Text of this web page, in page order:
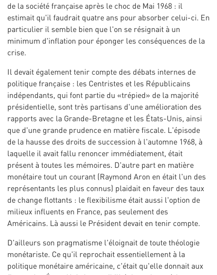
de la société française après le choc de Mai 1968 : il
estimait qu'il faudrait quatre ans pour absorber celui-ci. En
particulier il semble bien que l'on se résignait à un
minimum d'inflation pour éponger les conséquences de la
crise.
Il devait également tenir compte des débats internes de
politique française : les Centristes et les Républicains
indépendants, qui font partie du «trépied» de la majorité
présidentielle, sont très partisans d'une amélioration des
rapports avec la Grande-Bretagne et les États-Unis, ainsi
que d'une grande prudence en matière fiscale. L'épisode
de la hausse des droits de succession à l'automne 1968, à
laquelle il avait fallu renoncer immédiatement, était
présent à toutes les mémoires. D'autre part en matière
monétaire tout un courant (Raymond Aron en était l'un des
représentants les plus connus) plaidait en faveur des taux
de change flottants : le flexibilisme était aussi l'option de
milieux influents en France, pas seulement des
Américains. Là aussi le Président devait en tenir compte.
D'ailleurs son pragmatisme l'éloignait de toute théologie
monétariste. Ce qu'il reprochait essentiellement à la
politique monétaire américaine, c'était qu'elle donnait aux